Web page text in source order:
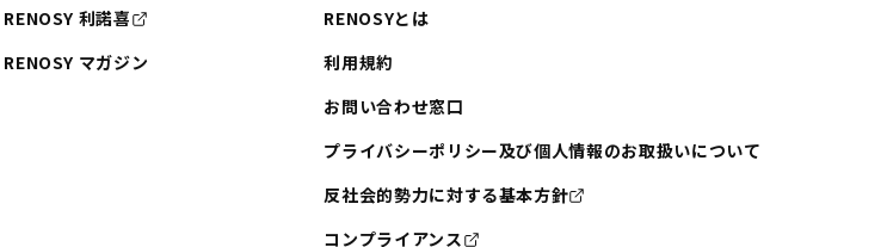
RENOSY 利諾喜
RENOSY マガジン
RENOSYとは
利用規約
お問い合わせ窓口
プライバシーポリシー及び個人情報のお取扱いについて
反社会的勢力に対する基本方針
コンプライアンス